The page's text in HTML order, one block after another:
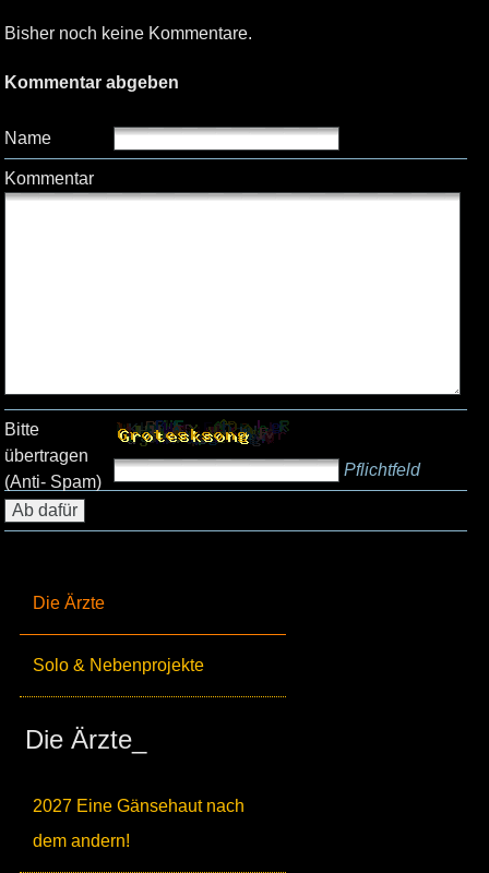
Die Ärzte
Solo & Nebenprojekte
Die Ärzte_
2027 Eine Gänsehaut nach
dem andern!
Bisher noch keine Kommentare.
Kommentar abgeben
Name
Kommentar
Bitte
übertragen
(Anti- Spam)
Pflichtfeld